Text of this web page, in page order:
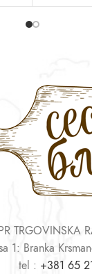
TRGOVINSKA
1: Branka
tel : +381 65